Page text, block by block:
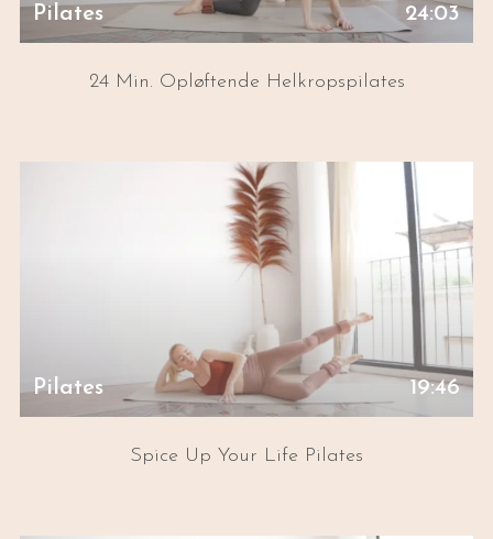
Pilates 24:03
24 Min. Opløftende Helkropspilates
Pilates 19:46
Spice Up Your Life Pilates